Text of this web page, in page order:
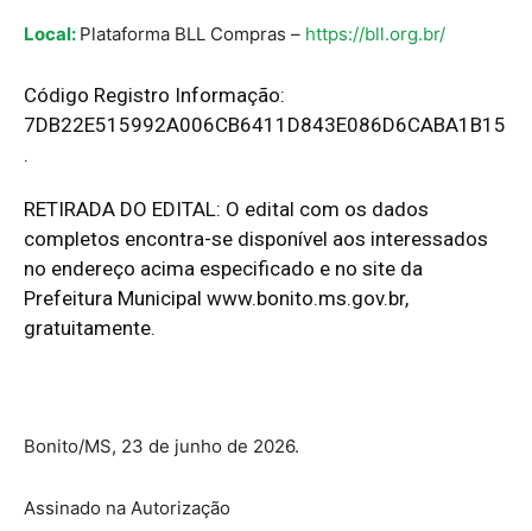
Local: Plataforma BLL Compras – https://bll.org.br/
Código Registro Informação:
7DB22E515992A006CB6411D843E086D6CABA1B15
.
RETIRADA DO EDITAL: O edital com os dados
completos encontra-se disponível aos interessados
no endereço acima especificado e no site da
Prefeitura Municipal www.bonito.ms.gov.br,
gratuitamente.
Bonito/MS, 23 de junho de 2026.
Assinado na Autorização